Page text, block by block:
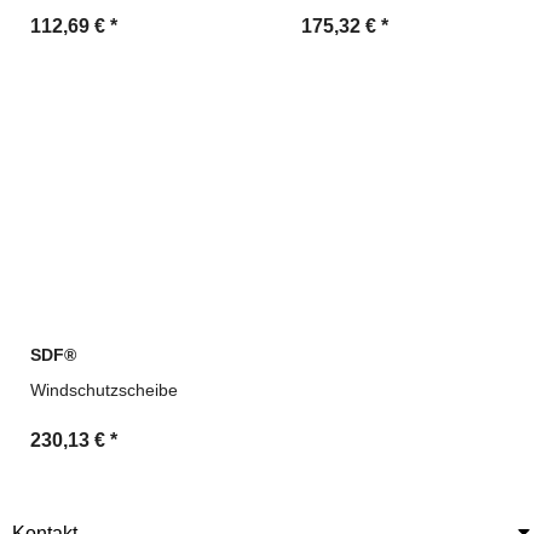
112,69 € * 175,32 € *
SDF®
Windschutzscheibe
230,13 € *